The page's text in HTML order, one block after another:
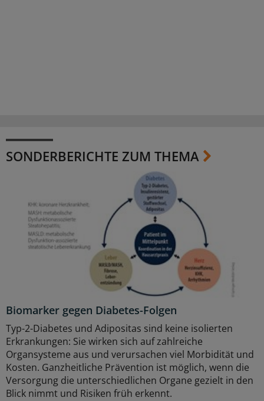
SONDERBERICHTE ZUM THEMA
Biomarker gegen Diabetes-Folgen
Typ-2-Diabetes und Adipositas sind keine isolierten
Erkrankungen: Sie wirken sich auf zahlreiche
Organsysteme aus und verursachen viel Morbidität und
Kosten. Ganzheitliche Prävention ist möglich, wenn die
Versorgung die unterschiedlichen Organe gezielt in den
Blick nimmt und Risiken früh erkennt.